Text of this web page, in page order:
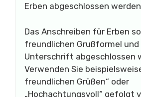
Erben abgeschlossen
Das Anschreiben für Erben
freundlichen Grußformel und
Unterschrift abgeschlossen
Verwenden Sie
freundlichen Grüßen“ oder
„Hochachtungsvoll“ gefolgt